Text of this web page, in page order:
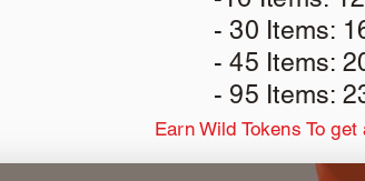
- 30 Items:
- 45 Items:
- 95 Items:
Earn Wild Tokens To